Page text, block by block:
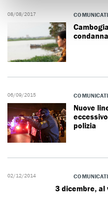
08/08/2017
06/09/2015
Nuove
polizia
02/12/2014
3 dicembre, al